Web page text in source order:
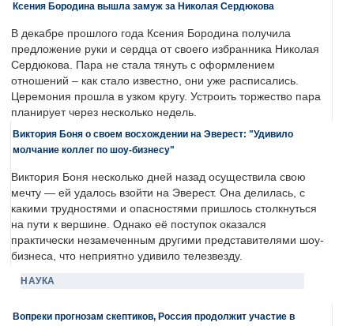
Ксения Бородина вышла замуж за Николая Сердюкова
В декабре прошлого года Ксения Бородина получила
предложение руки и сердца от своего избранника Николая
Сердюкова. Пара не стала тянуть с оформлением
отношений – как стало известно, они уже расписались.
Церемония прошла в узком кругу. Устроить торжество пара
планирует через несколько недель.
Виктория Боня о своем восхождении на Эверест: "Удивило
молчание коллег по шоу-бизнесу"
Виктория Боня несколько дней назад осуществила свою
мечту — ей удалось взойти на Эверест. Она делилась, с
какими трудностями и опасностями пришлось столкнуться
на пути к вершине. Однако её поступок оказался
практически незамеченным другими представителями шоу-
бизнеса, что неприятно удивило телезвезду.
НАУКА
Вопреки прогнозам скептиков, Россия продолжит участие в